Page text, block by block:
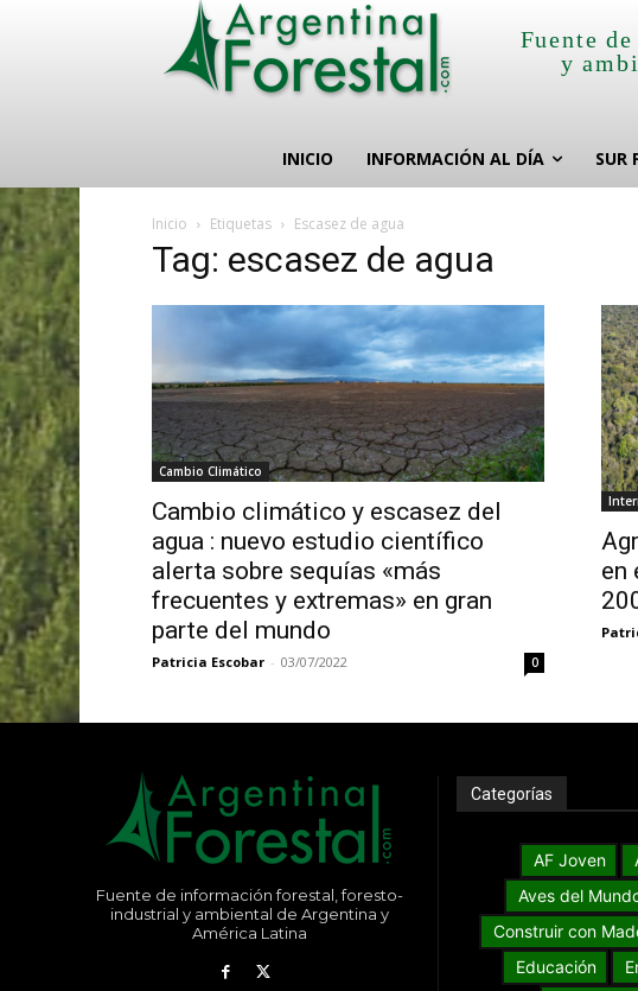
Fuente
y
INICIO INFORMACIÓN AL DÍA SUR
Inicio Etiquetas Escasez de agua
Tag: escasez de agua
Cambio Climático
Cambio climático y escasez del
agua : nuevo estudio científico
alerta sobre sequías «más
frecuentes y extremas» en gran
parte del mundo
Patricia Escobar - 03/07/2022 0
en
Fuente de información forestal, foresto-
industrial y ambiental de Argentina y
América Latina
Categorías
AF Joven
Aves del
Construir con
Educación